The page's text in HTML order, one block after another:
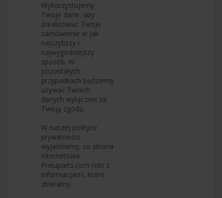
Wykorzystujemy
Twoje dane, aby
zrealizować Twoje
zamówienie w jak
najszybszy i
najwygodniejszy
sposób. W
pozostałych
przypadkach będziemy
używać Twoich
danych wyłącznie za
Twoją zgodą.
W naszej polityce
prywatności
wyjaśniamy, co strona
internetowa
Pneuparts.com robi z
informacjami, które
zbieramy.